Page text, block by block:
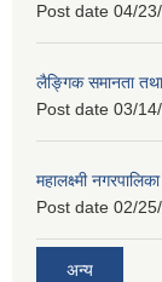
Post date 04/
लैङ्गिक समानता
Post date 03/
महालक्ष्मी
Post date 02/
अन्य